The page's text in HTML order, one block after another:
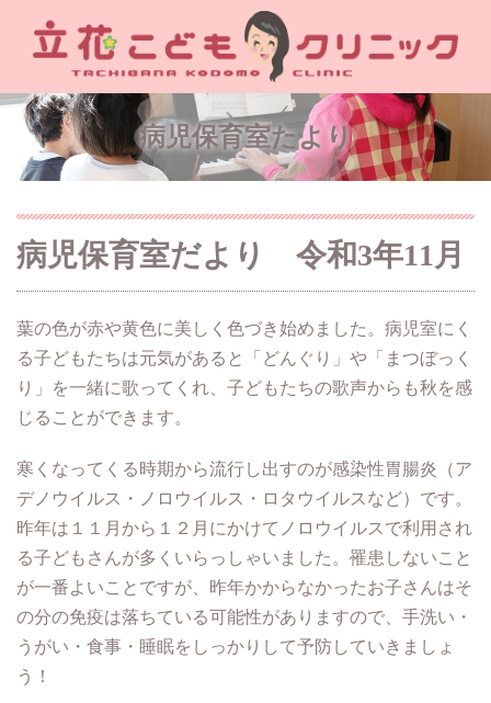
病児保育室たより
病児保育室だより 令和3年11月
葉の色が赤や黄色に美しく色づき始めました。病児室にく
る子どもたちは元気があると「どんぐり」や「まつぼっく
り」を一緒に歌ってくれ、子どもたちの歌声からも秋を感
じることができます。
寒くなってくる時期から流行し出すのが感染性胃腸炎（ア
デノウイルス・ノロウイルス・ロタウイルスなど）です。
昨年は１１月から１２月にかけてノロウイルスで利用され
る子どもさんが多くいらっしゃいました。罹患しないこと
が一番よいことですが、昨年かからなかったお子さんはそ
の分の免疫は落ちている可能性がありますので、手洗い・
うがい・食事・睡眠をしっかりして予防していきましょ
う！